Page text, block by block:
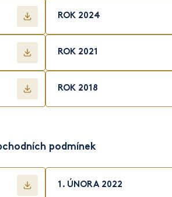
ROK 2024
ROK 2021
ROK 2018
podmínek
1. ÚNORA 2022